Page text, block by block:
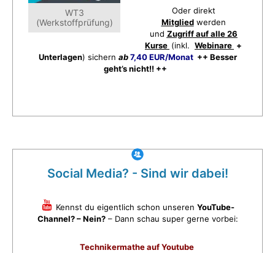
WT3
(Werkstoffprüfung)
Oder direkt
Mitgliedwerden
und Zugriff auf alle 26
Kurse (inkl. Webinare +
Unterlagen) sichern ab7,40 EUR/Monat++ Besser
geht’s nicht!! ++
Social Media? - Sind wir dabei!
Kennst du eigentlich schon unseren YouTube-
Channel? – Nein?– Dann schau super gerne vorbei:
Technikermathe auf Youtube